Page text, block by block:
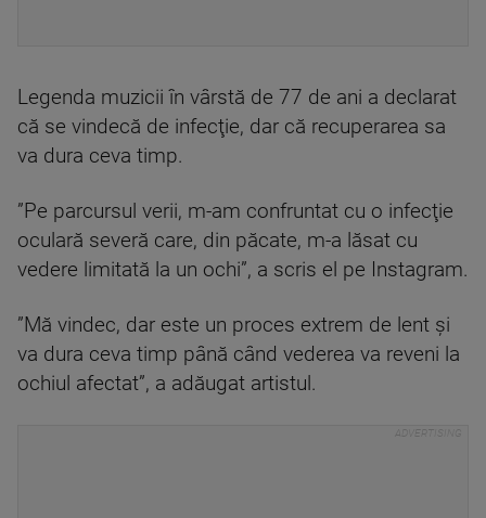
Legenda muzicii în vârstă de 77 de ani a declarat
că se vindecă de infecţie, dar că recuperarea sa
va dura ceva timp.
”Pe parcursul verii, m-am confruntat cu o infecţie
oculară severă care, din păcate, m-a lăsat cu
vedere limitată la un ochi”, a scris el pe Instagram.
”Mă vindec, dar este un proces extrem de lent şi
va dura ceva timp până când vederea va reveni la
ochiul afectat”, a adăugat artistul.